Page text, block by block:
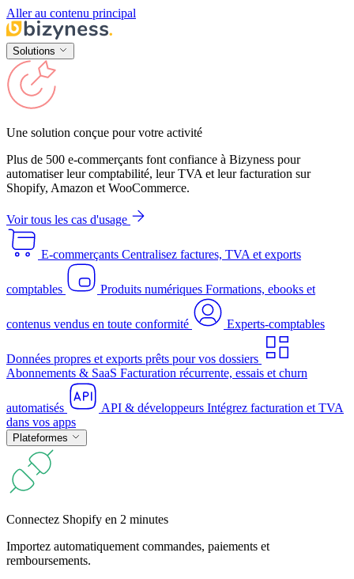
Aller au contenu principal
Solutions
Une solution conçue pour votre activité
Plus de 500 e-commerçants font confiance à Bizyness pour
automatiser leur comptabilité, leur TVA et leur facturation sur
Shopify, Amazon et WooCommerce.
Voir tous les cas d'usage
E-commerçants Centralisez factures, TVA et exports
comptables Produits numériques Formations, ebooks et
contenus vendus en toute conformité Experts-comptables
Données propres et exports prêts pour vos dossiers
Abonnements & SaaS Facturation récurrente, essais et churn
automatisés API & développeurs Intégrez facturation et TVA
dans vos apps
Plateformes
Connectez Shopify en 2 minutes
Importez automatiquement commandes, paiements et
remboursements.